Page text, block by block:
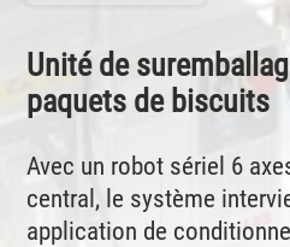
Unité de
paquets de biscuits
Avec un robot sériel 6
central, le système
application de